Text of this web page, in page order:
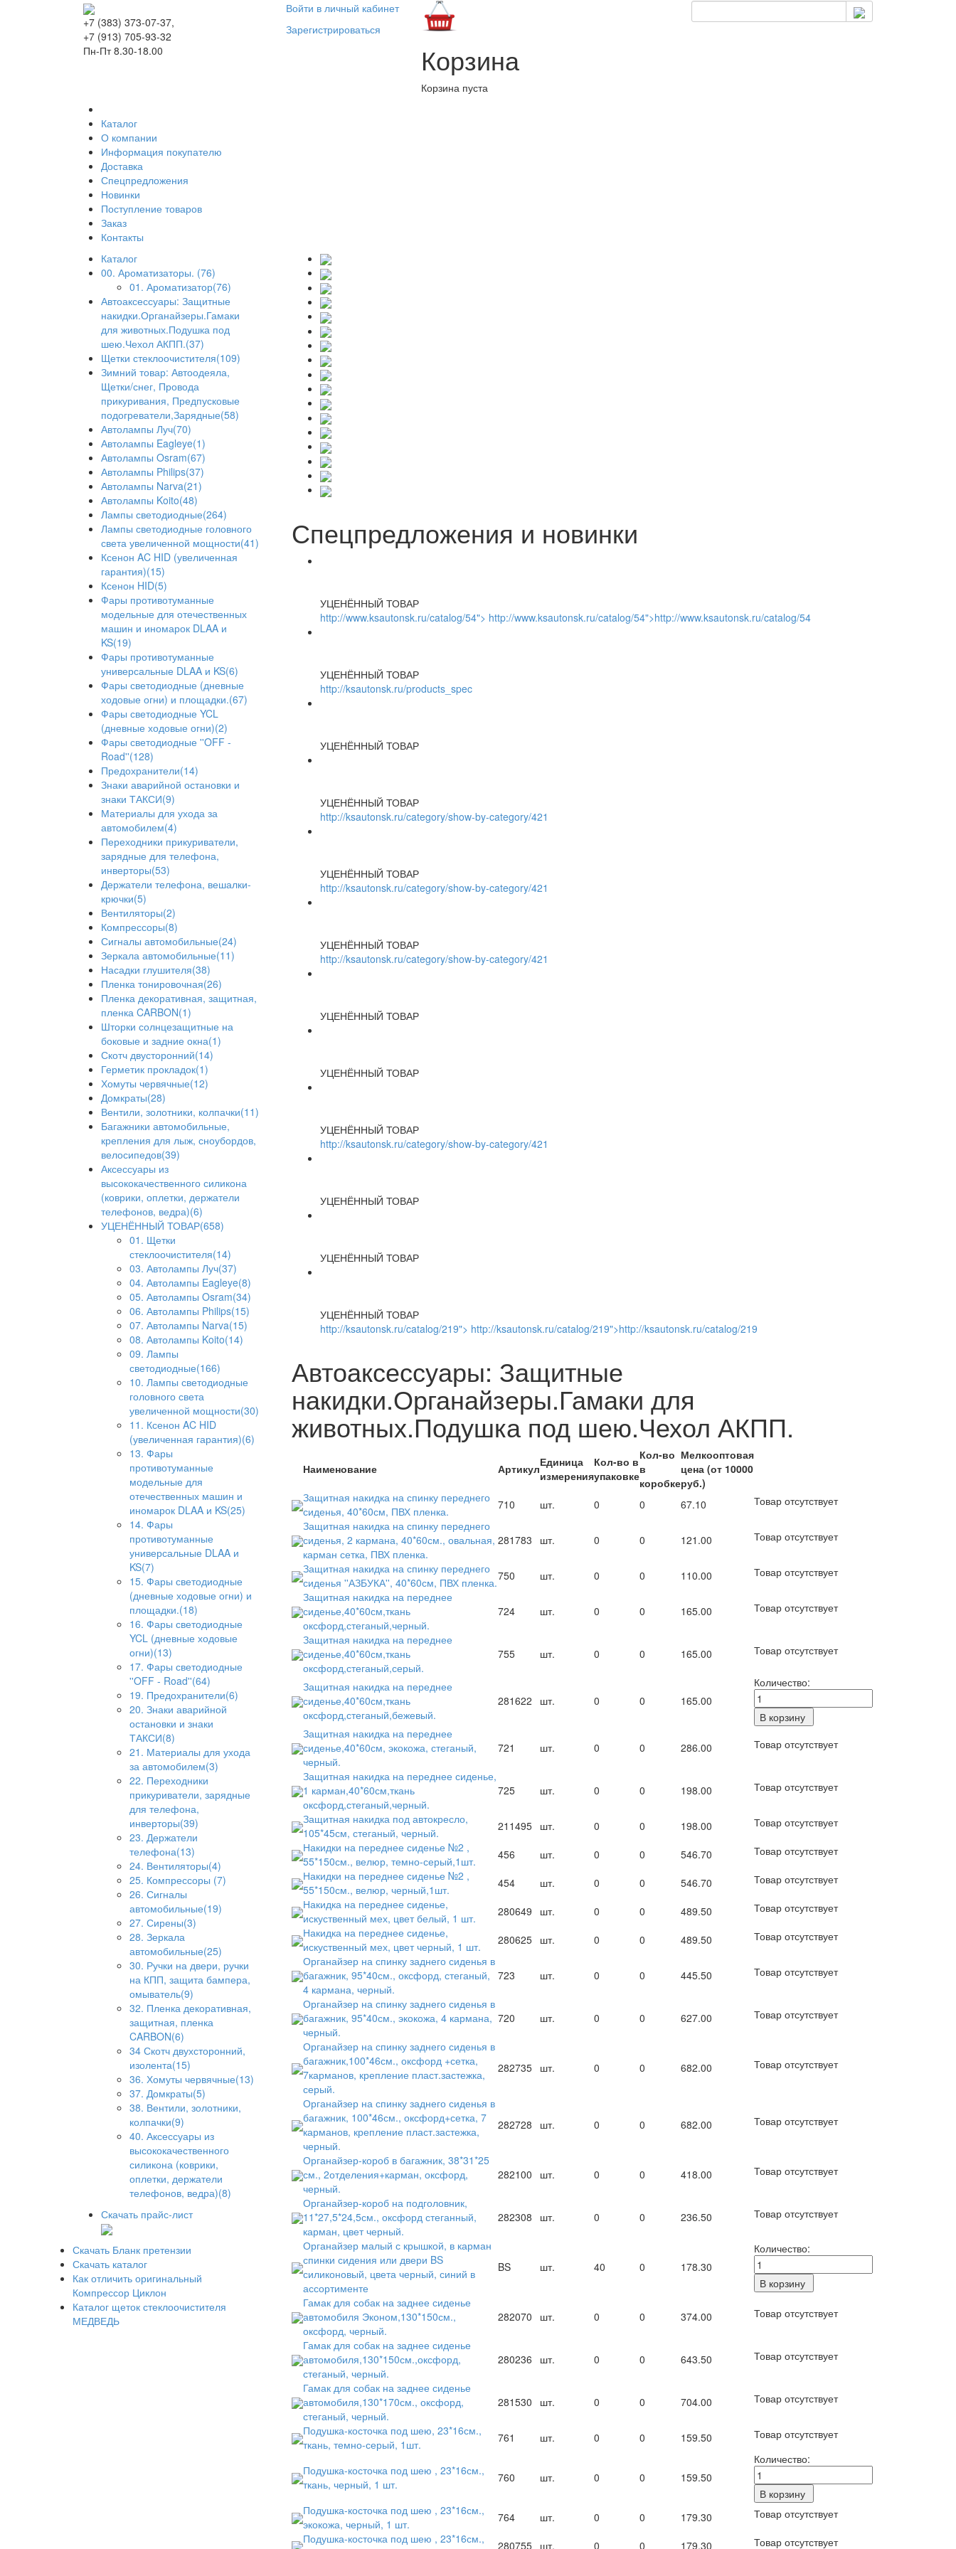
+7 (383) 373-07-37,
+7 (913) 705-93-32
Пн-Пт 8.30-18.00
Войти в личный кабинет
Зарегистрироваться
Корзина
Корзина пуста
Каталог
О компании
Информация покупателю
Доставка
Спецпредложения
Новинки
Поступление товаров
Заказ
Контакты
Каталог
00. Ароматизаторы. (76)
01. Ароматизатор(76)
Автоаксессуары: Защитные
накидки.Органайзеры.Гамаки
для животных.Подушка под
шею.Чехол АКПП.(37)
Щетки стеклоочистителя(109)
Зимний товар: Автоодеяла,
Щетки/снег, Провода
прикуривания, Предпусковые
подогреватели,Зарядные(58)
Автолампы Луч(70)
Автолампы Eagleye(1)
Автолампы Osram(67)
Автолампы Philips(37)
Автолампы Narva(21)
Автолампы Koito(48)
Лампы светодиодные(264)
Лампы светодиодные головного
света увеличенной мощности(41)
Ксенон AC HID (увеличенная
гарантия)(15)
Ксенон HID(5)
Фары противотуманные
модельные для отечественных
машин и иномарок DLAA и
KS(19)
Фары противотуманные
универсальные DLAA и KS(6)
Фары светодиодные (дневные
ходовые огни) и площадки.(67)
Фары светодиодные YCL
(дневные ходовые огни)(2)
Фары светодиодные ''OFF -
Road''(128)
Предохранители(14)
Знаки аварийной остановки и
знаки ТАКСИ(9)
Материалы для ухода за
автомобилем(4)
Переходники прикуриватели,
зарядные для телефона,
инверторы(53)
Держатели телефона, вешалки-
крючки(5)
Вентиляторы(2)
Компрессоры(8)
Сигналы автомобильные(24)
Зеркала автомобильные(11)
Насадки глушителя(38)
Пленка тонировочная(26)
Пленка декоративная, защитная,
пленка CARBON(1)
Шторки солнцезащитные на
боковые и задние окна(1)
Скотч двусторонний(14)
Герметик прокладок(1)
Хомуты червячные(12)
Домкраты(28)
Вентили, золотники, колпачки(11)
Багажники автомобильные,
крепления для лыж, сноубордов,
велосипедов(39)
Аксессуары из
высококачественного силикона
(коврики, оплетки, держатели
телефонов, ведра)(6)
УЦЕНЁННЫЙ ТОВАР(658)
01. Щетки
стеклоочистителя(14)
03. Автолампы Луч(37)
04. Автолампы Eagleye(8)
05. Автолампы Osram(34)
06. Автолампы Philips(15)
07. Автолампы Narva(15)
08. Автолампы Koito(14)
09. Лампы
светодиодные(166)
10. Лампы светодиодные
головного света
увеличенной мощности(30)
11. Ксенон AC HID
(увеличенная гарантия)(6)
13. Фары
противотуманные
модельные для
отечественных машин и
иномарок DLAA и KS(25)
14. Фары
противотуманные
универсальные DLAA и
KS(7)
15. Фары светодиодные
(дневные ходовые огни) и
площадки.(18)
16. Фары светодиодные
YCL (дневные ходовые
огни)(13)
17. Фары светодиодные
''OFF - Road''(64)
19. Предохранители(6)
20. Знаки аварийной
остановки и знаки
ТАКСИ(8)
21. Материалы для ухода
за автомобилем(3)
22. Переходники
прикуриватели, зарядные
для телефона,
инверторы(39)
23. Держатели
телефона(13)
24. Вентиляторы(4)
25. Компрессоры (7)
26. Сигналы
автомобильные(19)
27. Сирены(3)
28. Зеркала
автомобильные(25)
30. Ручки на двери, ручки
на КПП, защита бампера,
омыватель(9)
32. Пленка декоративная,
защитная, пленка
CARBON(6)
34 Скотч двухсторонний,
изолента(15)
36. Хомуты червячные(13)
37. Домкраты(5)
38. Вентили, золотники,
колпачки(9)
40. Аксессуары из
высококачественного
силикона (коврики,
оплетки, держатели
телефонов, ведра)(8)
Скачать прайс-лист
Скачать Бланк претензии
Скачать каталог
Как отличить оригинальный
Компрессор Циклон
Каталог щеток стеклоочистителя
МЕДВЕДЬ
Спецпредложения и новинки
УЦЕНЁННЫЙ ТОВАР
http://www.ksautonsk.ru/catalog/54"> http://www.ksautonsk.ru/catalog/54">http://www.ksautonsk.ru/catalog/54
УЦЕНЁННЫЙ ТОВАР
http://ksautonsk.ru/products_spec
УЦЕНЁННЫЙ ТОВАР
УЦЕНЁННЫЙ ТОВАР
http://ksautonsk.ru/category/show-by-category/421
УЦЕНЁННЫЙ ТОВАР
http://ksautonsk.ru/category/show-by-category/421
УЦЕНЁННЫЙ ТОВАР
http://ksautonsk.ru/category/show-by-category/421
УЦЕНЁННЫЙ ТОВАР
УЦЕНЁННЫЙ ТОВАР
УЦЕНЁННЫЙ ТОВАР
http://ksautonsk.ru/category/show-by-category/421
УЦЕНЁННЫЙ ТОВАР
УЦЕНЁННЫЙ ТОВАР
УЦЕНЁННЫЙ ТОВАР
http://ksautonsk.ru/catalog/219"> http://ksautonsk.ru/catalog/219">http://ksautonsk.ru/catalog/219
Автоаксессуары: Защитные
накидки.Органайзеры.Гамаки для
животных.Подушка под шею.Чехол АКПП.
Наименование АртикулЕдиница
измерения
Кол-во в
упаковке
Кол-во
в
коробке
Мелкооптовая
цена (от 10000
руб.)
Защитная накидка на спинку переднего
сиденья, 40*60см, ПВХ пленка.
710 шт. 0 0 67.10
Товар отсутствует
Защитная накидка на спинку переднего
сиденья, 2 кармана, 40*60см., овальная,
карман сетка, ПВХ пленка.
281783 шт. 0 0 121.00 Товар отсутствует
Защитная накидка на спинку переднего
сиденья ''АЗБУКА'', 40*60см, ПВХ пленка.750 шт. 0 0 110.00
Товар отсутствует
Защитная накидка на переднее
сиденье,40*60см,ткань
оксфорд,стеганый,черный.
724 шт. 0 0 165.00 Товар отсутствует
Защитная накидка на переднее
сиденье,40*60см,ткань
оксфорд,стеганый,серый.
755 шт. 0 0 165.00 Товар отсутствует
Защитная накидка на переднее
сиденье,40*60см,ткань
оксфорд,стеганый,бежевый.
281622 шт. 0 0 165.00
Количество:
Защитная накидка на переднее
сиденье,40*60см, экокожа, стеганый,
черный.
721 шт. 0 0 286.00 Товар отсутствует
Защитная накидка на переднее сиденье,
1 карман,40*60см,ткань
оксфорд,стеганый,черный.
725 шт. 0 0 198.00 Товар отсутствует
Защитная накидка под автокресло,
105*45см, стеганый, черный.
211495 шт. 0 0 198.00
Товар отсутствует
Накидки на переднее сиденье №2 ,
55*150см., велюр, темно-серый,1шт.
456 шт. 0 0 546.70
Товар отсутствует
Накидки на переднее сиденье №2 ,
55*150см., велюр, черный,1шт.
454 шт. 0 0 546.70
Товар отсутствует
Накидка на переднее сиденье,
искуственный мех, цвет белый, 1 шт.
280649 шт. 0 0 489.50
Товар отсутствует
Накидка на переднее сиденье,
искуственный мех, цвет черный, 1 шт.
280625 шт. 0 0 489.50
Товар отсутствует
Органайзер на спинку заднего сиденья в
багажник, 95*40см., оксфорд, стеганый,
4 кармана, черный.
723 шт. 0 0 445.50 Товар отсутствует
Органайзер на спинку заднего сиденья в
багажник, 95*40см., экокожа, 4 кармана,
черный.
720 шт. 0 0 627.00 Товар отсутствует
Органайзер на спинку заднего сиденья в
багажник,100*46см., оксфорд +сетка,
7карманов, крепление пласт.застежка,
серый.
282735 шт. 0 0 682.00 Товар отсутствует
Органайзер на спинку заднего сиденья в
багажник, 100*46см., оксфорд+сетка, 7
карманов, крепление пласт.застежка,
черный.
282728 шт. 0 0 682.00 Товар отсутствует
Органайзер-короб в багажник, 38*31*25
см., 2отделения+карман, оксфорд,
черный.
282100 шт. 0 0 418.00 Товар отсутствует
Органайзер-короб на подголовник,
11*27,5*24,5см., оксфорд стеганный,
карман, цвет черный.
282308 шт. 0 0 236.50 Товар отсутствует
Органайзер малый с крышкой, в карман
спинки сидения или двери BS
силиконовый, цвета черный, синий в
ассортименте
BS шт. 40 0 178.30
Количество:
Гамак для собак на заднее сиденье
автомобиля Эконом,130*150см.,
оксфорд, черный.
282070 шт. 0 0 374.00 Товар отсутствует
Гамак для собак на заднее сиденье
автомобиля,130*150см.,оксфорд,
стеганый, черный.
280236 шт. 0 0 643.50 Товар отсутствует
Гамак для собак на заднее сиденье
автомобиля,130*170см., оксфорд,
стеганый, черный.
281530 шт. 0 0 704.00 Товар отсутствует
Подушка-косточка под шею, 23*16см.,
ткань, темно-серый, 1шт.
761 шт. 0 0 159.50 Товар отсутствует
Подушка-косточка под шею , 23*16см.,
ткань, черный, 1 шт.
760 шт. 0 0 159.50
Количество:
Подушка-косточка под шею , 23*16см.,
экокожа, черный, 1 шт.
764 шт. 0 0 179.30
Товар отсутствует
Подушка-косточка под шею , 23*16см.,
280755 шт. 0 0 179.30 Товар отсутствует